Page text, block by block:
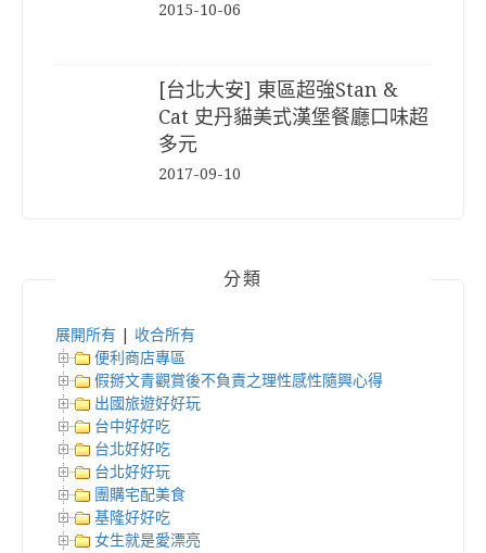
2015-10-06
[台北大安] 東區超強Stan &
Cat 史丹貓美式漢堡餐廳口味超
多元
2017-09-10
分類
展開所有
收合所有
便利商店專區
假掰文青觀賞後不負責之理性感性隨興心得
出國旅遊好好玩
台中好好吃
台北好好吃
台北好好玩
團購宅配美食
基隆好好吃
女生就是愛漂亮